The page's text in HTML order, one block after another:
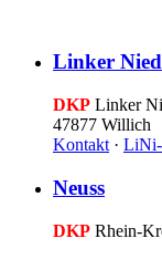
Linker
DKP Linker
47877 Willich
Kontakt · LiNi-
Neuss
DKP Rhein-